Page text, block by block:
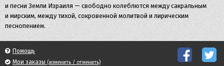
и песни Земли Израиля — свободно колеблются между сакральным
и мирским, между тихой, сокровенной молитвой и лирическим
песнопением.
Помощь
Мои заказы (изменить / отменить)